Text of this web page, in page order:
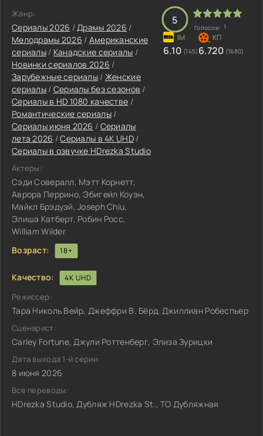
Жанр:
Сериалы 2026 /Драмы 2026 /
Мелодрамы 2026 / Американские
сериалы/ Канадские сериалы /
Новинки сериалов 2026 /
Зарубежные сериалы / Женские
сериалы/ Сериалы без сезонов /
Сериалы в HD 1080 качестве /
Романтические сериалы/
Сериалы июня 2026 / Сериалы
лета 2026 /Сериалы в 4K UHD/
Сериалы в озвучке HDrezka Studio
Актеры:
Сэди Совералл, Мэтт Корнетт,
Аврора Перрино, Эбигейл Коуэн,
Майкл Брэдуэй, Joseph Chiu,
Элиша Катберт, Робин Росс,
William Wilder
Возраст:
18+
5
Голосов: 1
6.10 (145) 6.720 (1680)
Качество: 4K UHD
Режиссер:
Тара Николь Вейр, Джеффри В. Бёрд, Джиллиан Робеспьер
Сценарист:
Carley Fortune, Джули Роттенберг, Элиза Зурицки
Дата выхода 1-й серии:
8 июня 2026
Все переводы:
HDrezka Studio, Дубляж HDrezka St., ТО Дубляжная